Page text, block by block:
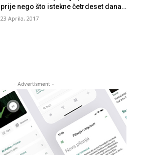
prije nego što istekne četrdeset dana…
23 Aprila, 2017
- Advertisment -